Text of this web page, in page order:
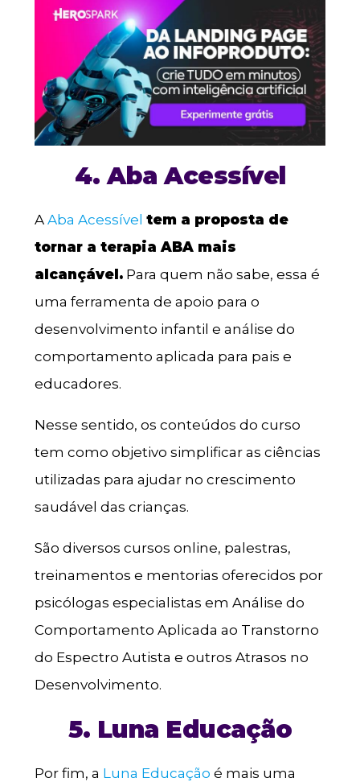
4. Aba Acessível
A Aba Acessível tem a proposta de
tornar a terapia ABA mais
alcançável.Para quem não sabe, essa é
uma ferramenta de apoio para o
desenvolvimento infantil e análise do
comportamento aplicada para pais e
educadores.
Nesse sentido, os conteúdos do curso
tem como objetivo simplificar as ciências
utilizadas para ajudar no crescimento
saudável das crianças.
São diversos cursos online, palestras,
treinamentos e mentorias oferecidos por
psicólogas especialistas em Análise do
Comportamento Aplicada ao Transtorno
do Espectro Autista e outros Atrasos no
Desenvolvimento.
5. Luna Educação
Por fim, a Luna Educação é mais uma